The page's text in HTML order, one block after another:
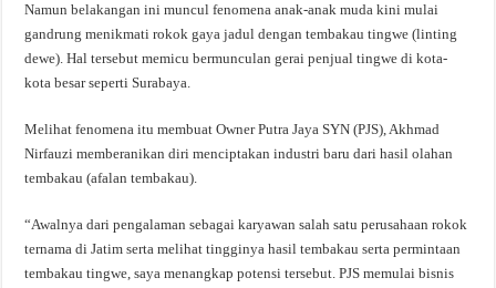
Namun belakangan ini muncul fenomena anak-anak muda kini mulai
gandrung menikmati rokok gaya jadul dengan tembakau tingwe (linting
dewe). Hal tersebut memicu bermunculan gerai penjual tingwe di kota-
kota besar seperti Surabaya.
Melihat fenomena itu membuat Owner Putra Jaya SYN (PJS), Akhmad
Nirfauzi memberanikan diri menciptakan industri baru dari hasil olahan
tembakau (afalan tembakau).
“Awalnya dari pengalaman sebagai karyawan salah satu perusahaan rokok
ternama di Jatim serta melihat tingginya hasil tembakau serta permintaan
tembakau tingwe, saya menangkap potensi tersebut. PJS memulai bisnis